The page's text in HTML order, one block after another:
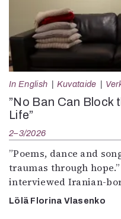
In English Kuvataide
”No Ban Can Block
Life”
2–3/2026
”Poems, dance and
traumas through
interviewed Iranian-
Lölä Florina Vlasenko